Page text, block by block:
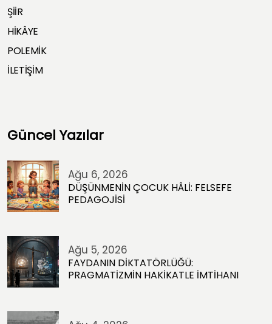
ŞİİR
HİKÂYE
POLEMİK
İLETİŞİM
Güncel Yazılar
Ağu 6, 2026
DÜŞÜNMENİN ÇOCUK HÂLİ: FELSEFE
PEDAGOJİSİ
Ağu 5, 2026
FAYDANIN DİKTATÖRLÜĞÜ:
PRAGMATİZMİN HAKİKATLE İMTİHANI